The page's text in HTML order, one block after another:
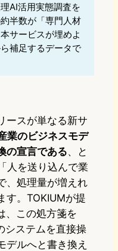
AI活用実態調査を
半数が「専門人材
サービスが埋めよ
補足するデータで
ースが単なる新サ
業のビジネスモデ
の宣言である、と
人を送り込んで業
、処理量が増えれ
す。TOKIUMが提
、この処方箋を
システムを直接操
デルへと書き換え